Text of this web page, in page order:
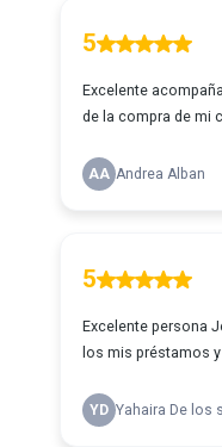
5
Excelente
de la compra de mi
AA Andrea Alban
5
Excelente persona
los mis préstamos
YD Yahaira De los